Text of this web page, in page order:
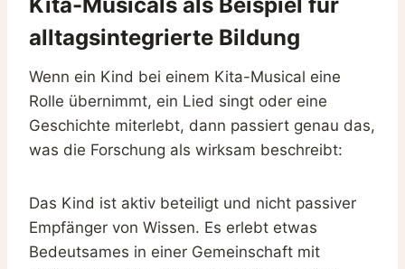
alltagsintegrierte Bildung
Wenn ein Kind bei einem Kita-Musical eine
Rolle übernimmt, ein Lied singt oder eine
Geschichte miterlebt, dann passiert genau das,
was die Forschung als wirksam beschreibt:
Das Kind ist aktiv beteiligt und nicht passiver
Empfänger von Wissen. Es erlebt etwas
Bedeutsames in einer Gemeinschaft mit